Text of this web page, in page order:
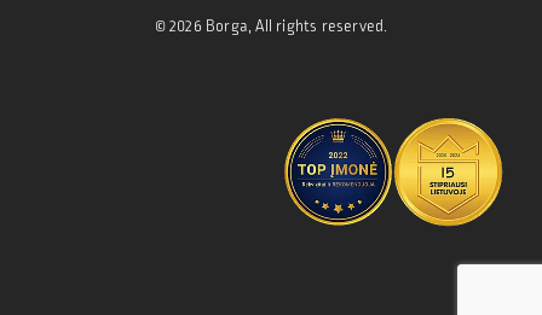
© 2026 Borga, All rights reserved.